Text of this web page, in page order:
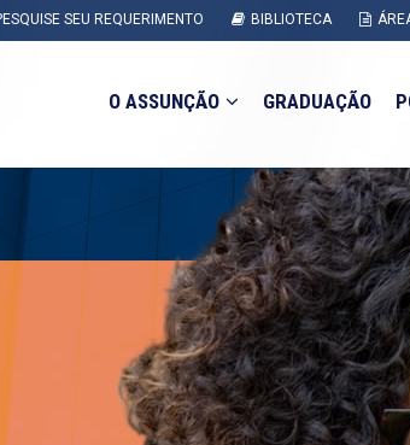
SEU REQUERIMENTO BIBLIOTECA
O ASSUNÇÃO GRADUAÇÃO